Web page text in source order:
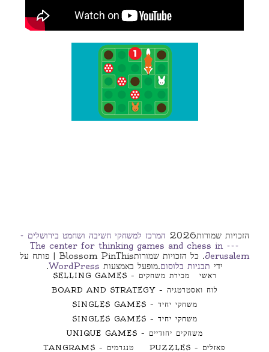
הזכויות שמורות2026
המרכז למשחקי חשיבה ושחמט בירושלים -
--- The center for thinking games and chess in
Jerusalem. כל הזכויות שמורות
Blossom PinThis | פותח על
ידי תבניות בלוסום.מופעל באמצעות WordPress
.
ראשי
מכירת משחקים – SELLING GAMES
לוח ואסטרטגיה – BOARD AND STRATEGY
משחקי יחיד – SINGLES GAMES
משחקי יחיד – SINGLES GAMES
משחקים יחודיים – UNIQUE GAMES
פאזלים – PUZZLES
טנגרמים – TANGRAMS